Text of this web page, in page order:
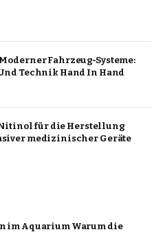
Fahrzeug‑Systeme:
Technik Hand In Hand
für die Herstellung
medizinischer Geräte
im Aquarium Warum die